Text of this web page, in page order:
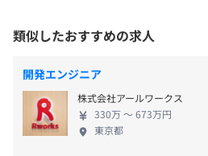
従業員に対する受動喫煙対策：あ
・特別休暇
・育児休暇
得: -AI、機械学習、ビッグデ
技術を習得可能 -クラウド、
開発などのスキルが身につく
-外資系企業とのプロジェクト
ルな開発を経験 -英語力を活
ャリアパス: -AIエンジニア、
ト、クラウドエンジニアなど
類似したおすすめの求人
開発エンジニア
株式会社アールワークス
330万 〜 673万円
東京都